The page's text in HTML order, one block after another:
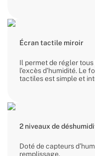
Écran tactile miroir
Il permet de régler
l’excès d’humidité. Le
tactiles est simple et
2 niveaux de
Doté de capteurs
remplissage.